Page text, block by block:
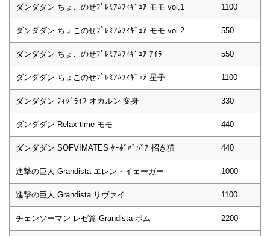
ダンダダン ちょこのせﾌﾟﾚﾐｱﾑﾌｨｷﾞｭｱ モモ vol.1 1100
ダンダダン ちょこのせﾌﾟﾚﾐｱﾑﾌｨｷﾞｭｱ モモ vol.2 550
ダンダダン ちょこのせﾌﾟﾚﾐｱﾑﾌｨｷﾞｭｱ ｱｲﾗ 550
ダンダダン ちょこのせﾌﾟﾚﾐｱﾑﾌｨｷﾞｭｱ 星子 1100
ダンダダン ﾌｨｸﾞﾗｲﾌ オカルン 変身 330
ダンダダン Relax time モモ 440
ダンダダン SOFVIMATES ﾀｰﾎﾞﾊﾞﾊﾞｱ 招き猫 440
進撃の巨人 Grandista エレン・イェーガー 1000
進撃の巨人 Grandista リヴァイ 1100
チェンソーマン レゼ篇 Grandista ボム 2200